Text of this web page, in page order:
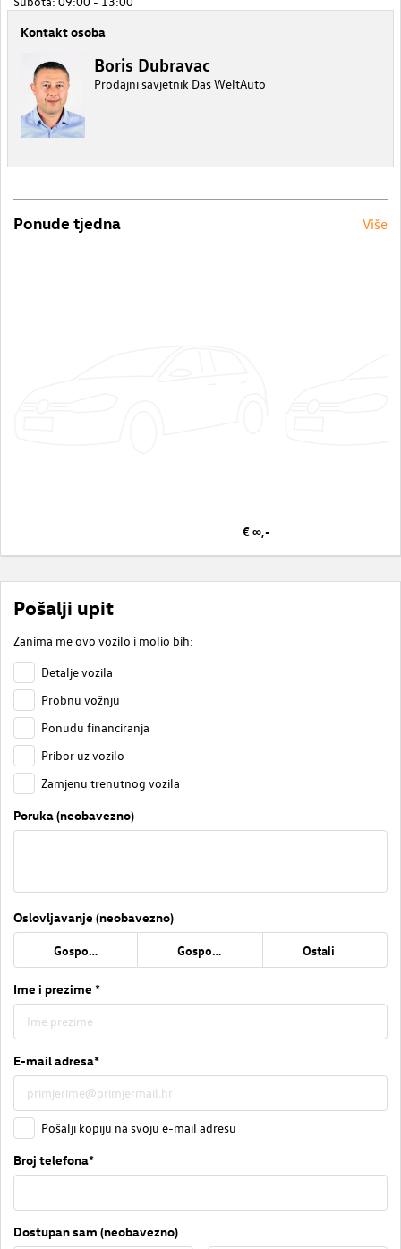
Kontakt osoba
Boris Dubravac
Prodajni savjetnik Das WeltAuto
Ponude tjedna Više
€ ∞,-
Pošalji upit
Zanima me ovo vozilo i molio bih:
Detalje vozila
Probnu vožnju
Ponudu financiranja
Pribor uz vozilo
Zamjenu trenutnog vozila
Poruka (neobavezno)
Oslovljavanje (neobavezno)
Gospođa Gospodin Ostali
Ime i prezime *
E-mail adresa*
Pošalji kopiju na svoju e-mail adresu
Broj telefona*
Dostupan sam (neobavezno)